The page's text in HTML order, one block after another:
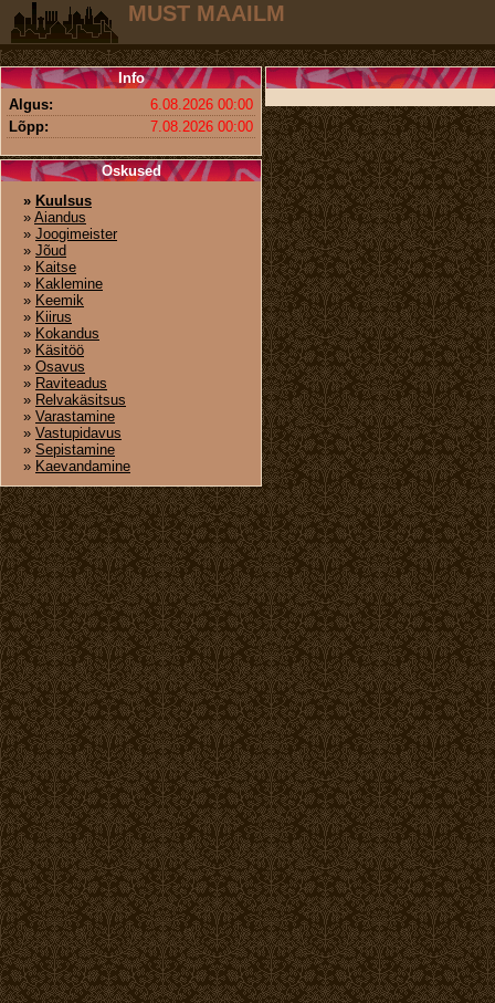
MUST MAAILM
Info
Algus:
6.08.2026 00:00
Lõpp:
7.08.2026 00:00
Oskused
» Kuulsus
» Aiandus
» Joogimeister
» Jõud
» Kaitse
» Kaklemine
» Keemik
» Kiirus
» Kokandus
» Käsitöö
» Osavus
» Raviteadus
» Relvakäsitsus
» Varastamine
» Vastupidavus
» Sepistamine
» Kaevandamine